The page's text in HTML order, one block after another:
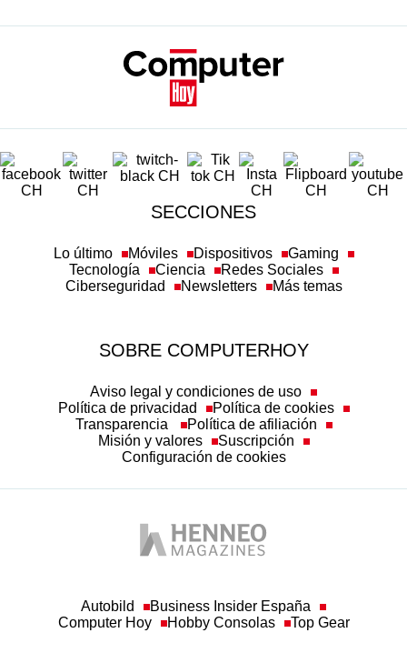
SECCIONES
Móviles Dispositivos
Aviso legal y condiciones de uso
Misión y valores
Suscripción
Configuración de cookies
Business Insider España